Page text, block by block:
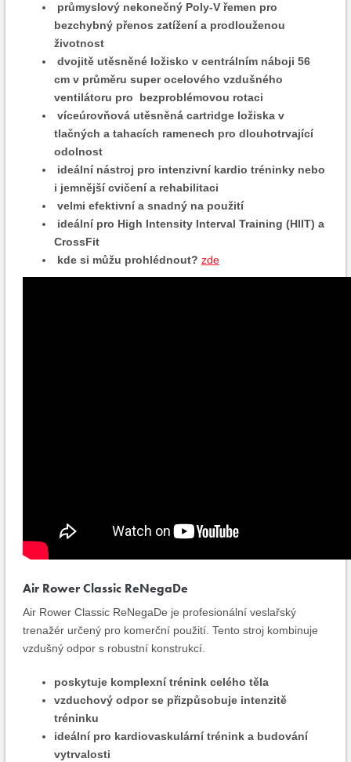
průmyslový nekonečný Poly-V řemen pro
bezchybný přenos zatížení a prodlouženou
životnost
dvojitě utěsněné ložisko v centrálním náboji 56
cm v průměru super ocelového vzdušného
ventilátoru pro bezproblémovou rotaci
víceúrovňová utěsněná cartridge ložiska v
tlačných a tahacích ramenech pro dlouhotrvající
odolnost
ideální nástroj pro intenzivní kardio tréninky nebo
i jemnější cvičení a rehabilitaci
velmi efektivní a snadný na použití
ideální pro High Intensity Interval Training (HIIT) a
CrossFit
kde si můžu prohlédnout? zde
Air Rower Classic ReNegaDe
Air Rower Classic ReNegaDe je profesionální veslařský
trenažér určený pro komerční použití. Tento stroj kombinuje
vzdušný odpor s robustní konstrukcí.
poskytuje komplexní trénink celého těla
vzduchový odpor se přizpůsobuje intenzitě
tréninku
ideální pro kardiovaskulární trénink a budování
vytrvalosti